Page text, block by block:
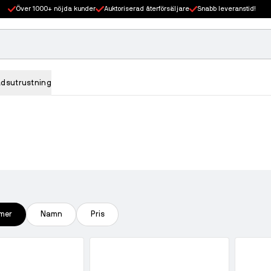
Över 1000+ nöjda kunder Auktoriserad återförsäljare Snabb leveranstid!
Namn Pris